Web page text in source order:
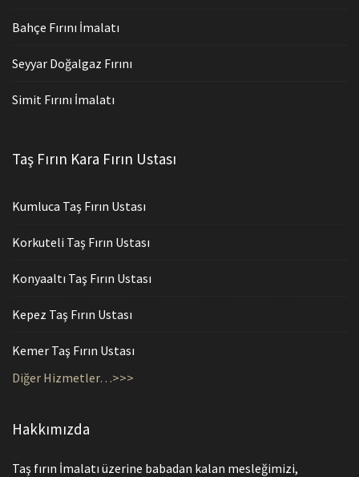
Bahçe Fırını İmalatı
Seyyar Doğalgaz Fırını
Simit Fırını İmalatı
Taş Fırın Kara Fırın Ustası
Kumluca Taş Fırın Ustası
Korkuteli Taş Fırın Ustası
Konyaaltı Taş Fırın Ustası
Kepez Taş Fırın Ustası
Kemer Taş Fırın Ustası
Diğer Hizmetler…>>>
Hakkımızda
Taş fırın İmalatı üzerine babadan kalan mesleğimizi,